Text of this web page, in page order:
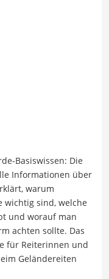
Basiswissen: Die
Informationen über
warum
wichtig sind, welche
und worauf man
achten sollte. Das
für Reiterinnen und
Geländereiten